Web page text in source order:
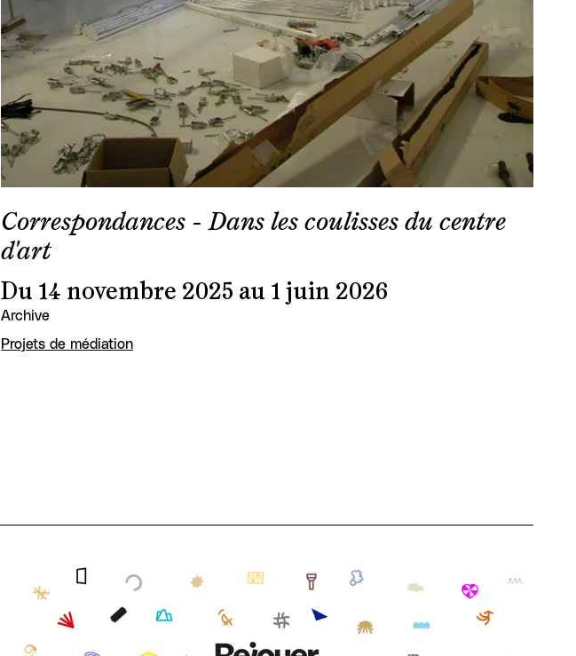
Correspondances - Dans les coulisses du centre
d'art
Du 14 novembre 2025 au 1 juin 2026
Archive
Projets de médiation